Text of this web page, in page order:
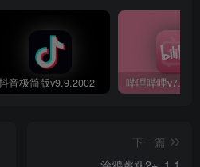
音极简版v9.9.2002
下一篇